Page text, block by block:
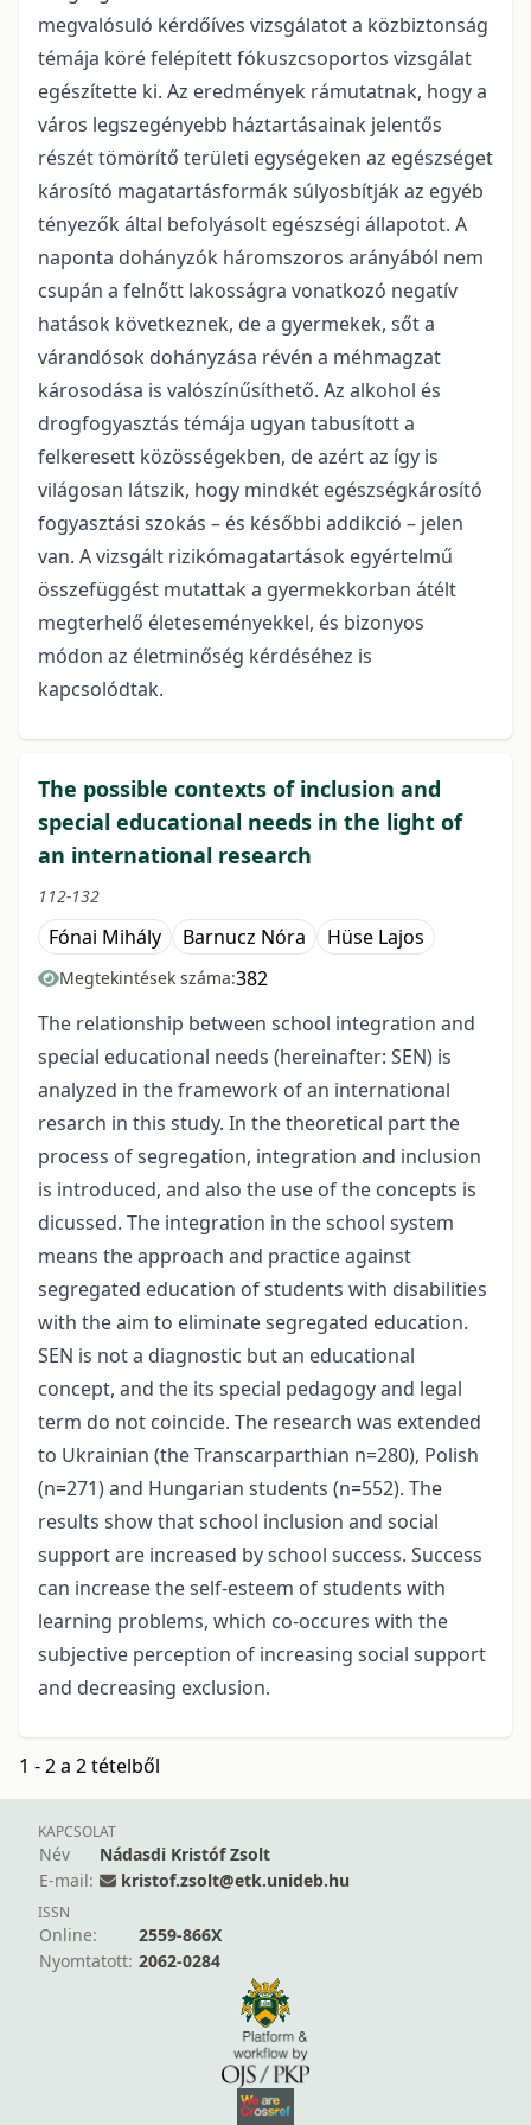
megvalósuló kérdőíves vizsgálatot a közbiztonság
témája köré felépített fókuszcsoportos vizsgálat
egészítette ki. Az eredmények rámutatnak, hogy a
város legszegényebb háztartásainak jelentős
részét tömörítő területi egységeken az egészséget
károsító magatartásformák súlyosbítják az egyéb
tényezők által befolyásolt egészségi állapotot. A
naponta dohányzók háromszoros arányából nem
csupán a felnőtt lakosságra vonatkozó negatív
hatások következnek, de a gyermekek, sőt a
várandósok dohányzása révén a méhmagzat
károsodása is valószínűsíthető. Az alkohol és
drogfogyasztás témája ugyan tabusított a
felkeresett közösségekben, de azért az így is
világosan látszik, hogy mindkét egészségkárosító
fogyasztási szokás – és későbbi addikció – jelen
van. A vizsgált rizikómagatartások egyértelmű
összefüggést mutattak a gyermekkorban átélt
megterhelő életeseményekkel, és bizonyos
módon az életminőség kérdéséhez is
kapcsolódtak.
The possible contexts of inclusion and
special educational needs in the light of
an international research
112-132
Fónai Mihály Barnucz Nóra Hüse Lajos
Megtekintések száma:382
The relationship between school integration and
special educational needs (hereinafter: SEN) is
analyzed in the framework of an international
resarch in this study. In the theoretical part the
process of segregation, integration and inclusion
is introduced, and also the use of the concepts is
dicussed. The integration in the school system
means the approach and practice against
segregated education of students with disabilities
with the aim to eliminate segregated education.
SEN is not a diagnostic but an educational
concept, and the its special pedagogy and legal
term do not coincide. The research was extended
to Ukrainian (the Transcarparthian n=280), Polish
(n=271) and Hungarian students (n=552). The
results show that school inclusion and social
support are increased by school success. Success
can increase the self-esteem of students with
learning problems, which co-occures with the
subjective perception of increasing social support
and decreasing exclusion.
1 - 2 a 2 tételből
KAPCSOLAT
Név
Nádasdi Kristóf Zsolt
E-mail:
kristof.zsolt@etk.unideb.hu
ISSN
Online:
2559-866X
Nyomtatott: 2062-0284